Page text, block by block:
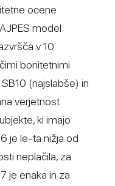
ocene
model
v 10
bonitetnimi
(najslabše) in
verjetnost
ki imajo
je le-ta nižja od
neplačila, za
je enaka in za